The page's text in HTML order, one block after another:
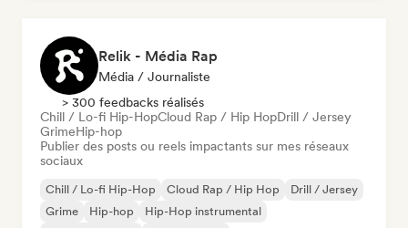
Relik - Média Rap
Média / Journaliste
> 300 feedbacks réalisés
Chill / Lo-fi Hip-HopCloud Rap / Hip HopDrill / Jersey
GrimeHip-hop
Publier des posts ou reels impactants sur mes réseaux
sociaux
Chill / Lo-fi Hip-Hop Cloud Rap / Hip Hop
Drill / Jersey
Grime
Hip-hop
Hip-Hop instrumental